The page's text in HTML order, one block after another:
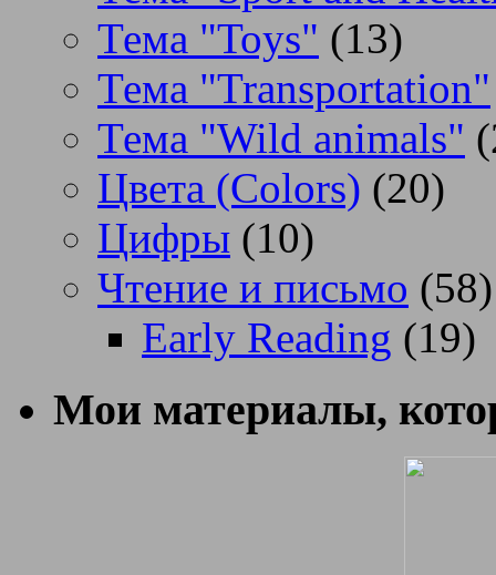
Тема "Toys" (13)
Тема "Transportation"
Тема "Wild animals"
Цвета (Colors) (20)
Цифры (10)
Чтение и письмо (58)
Early Reading (19)
Мои материалы,